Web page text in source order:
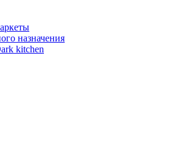
назначения
kitchen